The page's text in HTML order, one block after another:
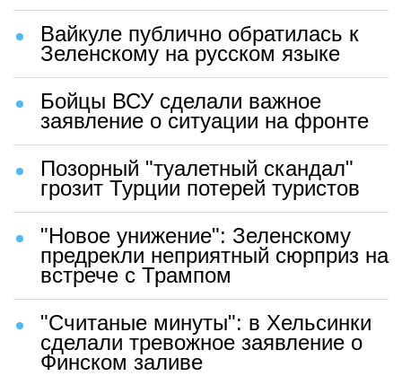
Вайкуле публично обратилась к
Зеленскому на русском языке
Бойцы ВСУ сделали важное
заявление о ситуации на фронте
Позорный "туалетный скандал"
грозит Турции потерей туристов
"Новое унижение": Зеленскому
предрекли неприятный сюрприз на
встрече с Трампом
"Считаные минуты": в Хельсинки
сделали тревожное заявление о
Финском заливе